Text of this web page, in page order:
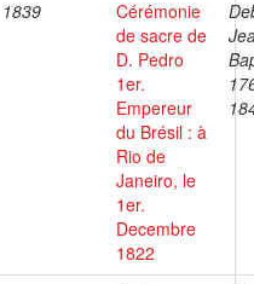
1839
Cérémonie
de sacre de
D. Pedro
1er.
Empereur
du Brésil : à
Rio de
Janeiro, le
1er.
Decembre
1822